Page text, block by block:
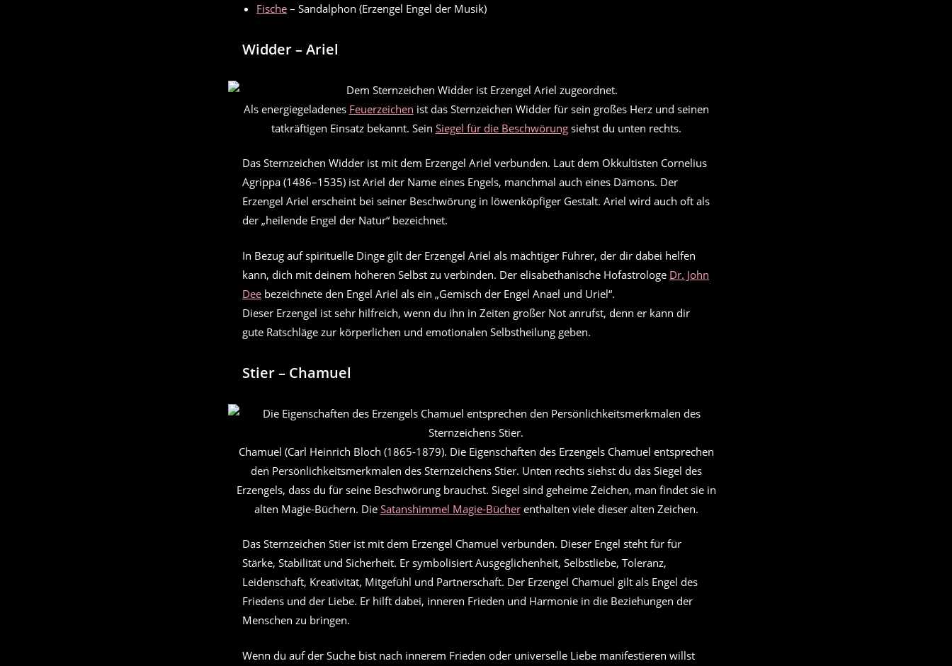
Fische – Sandalphon (Erzengel Engel der Musik)
Widder – Ariel
Als energiegeladenes Feuerzeichen ist das Sternzeichen Widder für sein großes Herz und seinen
tatkräftigen Einsatz bekannt. Sein Siegel für die Beschwörungsiehst du unten rechts.
Das Sternzeichen Widder ist mit dem Erzengel Ariel verbunden. Laut dem Okkultisten Cornelius
Agrippa (1486–1535) ist Ariel der Name eines Engels, manchmal auch eines Dämons. Der
Erzengel Ariel erscheint bei seiner Beschwörung in löwenköpfiger Gestalt. Ariel wird auch oft als
der „heilende Engel der Natur“ bezeichnet.
In Bezug auf spirituelle Dinge gilt der Erzengel Ariel als mächtiger Führer, der dir dabei helfen
kann, dich mit deinem höheren Selbst zu verbinden. Der elisabethanische Hofastrologe Dr. John
Dee bezeichnete den Engel Ariel als ein „Gemisch der Engel Anael und Uriel“.
Dieser Erzengel ist sehr hilfreich, wenn du ihn in Zeiten großer Not anrufst, denn er kann dir
gute Ratschläge zur körperlichen und emotionalen Selbstheilung geben.
Stier – Chamuel
Chamuel (Carl Heinrich Bloch (1865-1879). Die Eigenschaften des Erzengels Chamuel entsprechen
den Persönlichkeitsmerkmalen des Sternzeichens Stier. Unten rechts siehst du das Siegel des
Erzengels, dass du für seine Beschwörung brauchst. Siegel sind geheime Zeichen, man findet sie in
alten Magie-Büchern. Die Satanshimmel Magie-Bücherenthalten viele dieser alten Zeichen.
Das Sternzeichen Stier ist mit dem Erzengel Chamuel verbunden. Dieser Engel steht für für
Stärke, Stabilität und Sicherheit. Er symbolisiert Ausgeglichenheit, Selbstliebe, Toleranz,
Leidenschaft, Kreativität, Mitgefühl und Partnerschaft. Der Erzengel Chamuel gilt als Engel des
Friedens und der Liebe. Er hilft dabei, inneren Frieden und Harmonie in die Beziehungen der
Menschen zu bringen.
Wenn du auf der Suche bist nach innerem Frieden oder universelle Liebe manifestieren willst